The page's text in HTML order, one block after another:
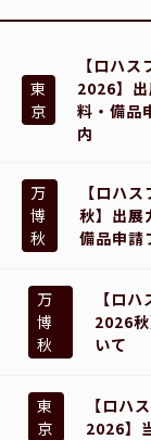
東
京
【ロハ
2026】
料・備品
内
万
博
秋
【ロハ
秋】出展
備品申請
万
博
秋
【ロ
2026
いて
東
京
【ロハ
2026】